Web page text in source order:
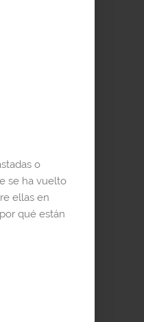
o
se ha vuelto
ellas en
qué están